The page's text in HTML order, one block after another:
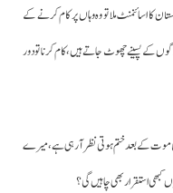
کا اسائنمنٹ ملا تو وہ وہاں پر کام کرنے کے
کے پسینے چھوٹ جاتے ہیں، کام کرنا تو دور
موت کے بعد ختم ہوتی نظر آ رہی ہے، میرے
کبھی استقرار بھی چاہیں گی؟